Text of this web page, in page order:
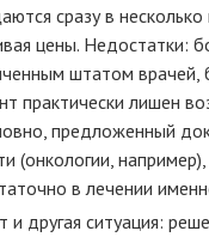
сразу в
цены. Недостатки:
штатом врачей,
практически лишен
предложенный
(онкологии,
в лечении
и другая ситуация: